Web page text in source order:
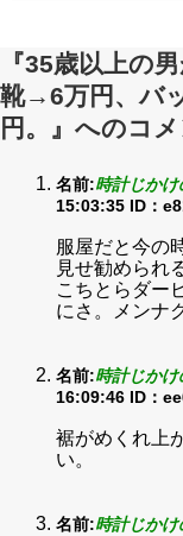
『35歳以上の
靴→6万円、バ
円。』へのコメ
名前:時計じか
15:03:35 ID：
服屋だと今の
見せ勧められ
こちとらダー
にさ。メンナ
名前:時計じか
16:09:46 ID：
裾がめくれ上
い。
名前:時計じか